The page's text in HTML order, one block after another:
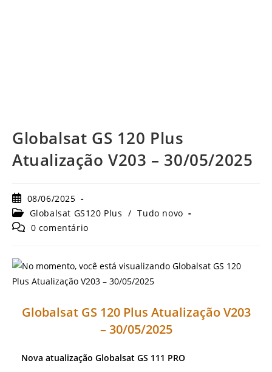
Globalsat GS 120 Plus
Atualização V203 – 30/05/2025
Post
publicado:
08/06/2025
Categoria
do
post:
Globalsat GS120 Plus / Tudo novo
Comentários
0 comentário
Globalsat GS 120 Plus Atualização V203
– 30/05/2025
Nova atualização Globalsat GS 111 PRO